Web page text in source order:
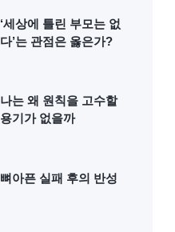
‘세상에 틀린 부모는 없
다’는 관점은 옳은가?
나는 왜 원칙을 고수할
용기가 없을까
뼈아픈 실패 후의 반성